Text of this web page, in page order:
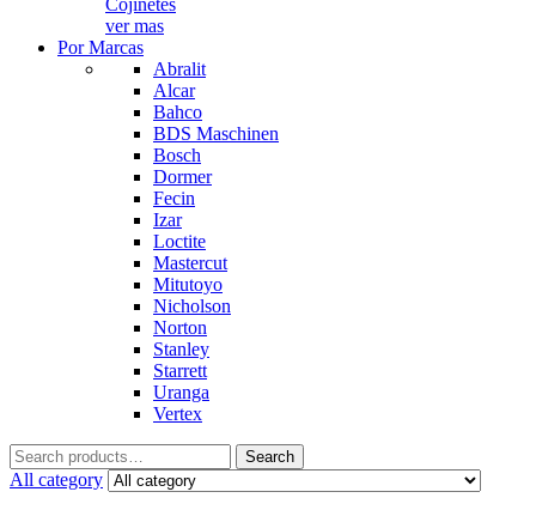
Cojinetes
ver mas
Por Marcas
Abralit
Alcar
Bahco
BDS Maschinen
Bosch
Dormer
Fecin
Izar
Loctite
Mastercut
Mitutoyo
Nicholson
Norton
Stanley
Starrett
Uranga
Vertex
Search
for:
Search
All category